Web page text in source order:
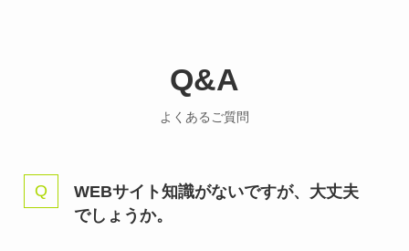
Q&A
よくあるご質問
WEBサイト知識がないですが、大丈夫
でしょうか。